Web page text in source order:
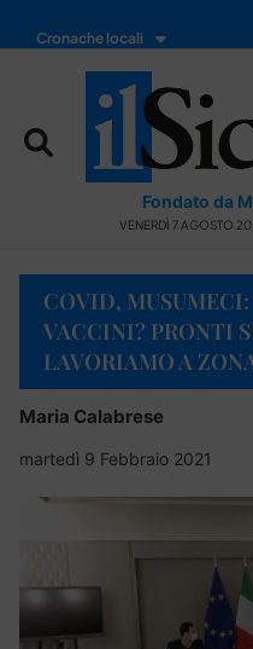
Cronache locali
Fondato da
VENERDÌ 7 AGOSTO
COVID,
VACCINI? PRONTI
LAVORIAMO A
Maria Calabrese
martedì 9 Febbraio 2021